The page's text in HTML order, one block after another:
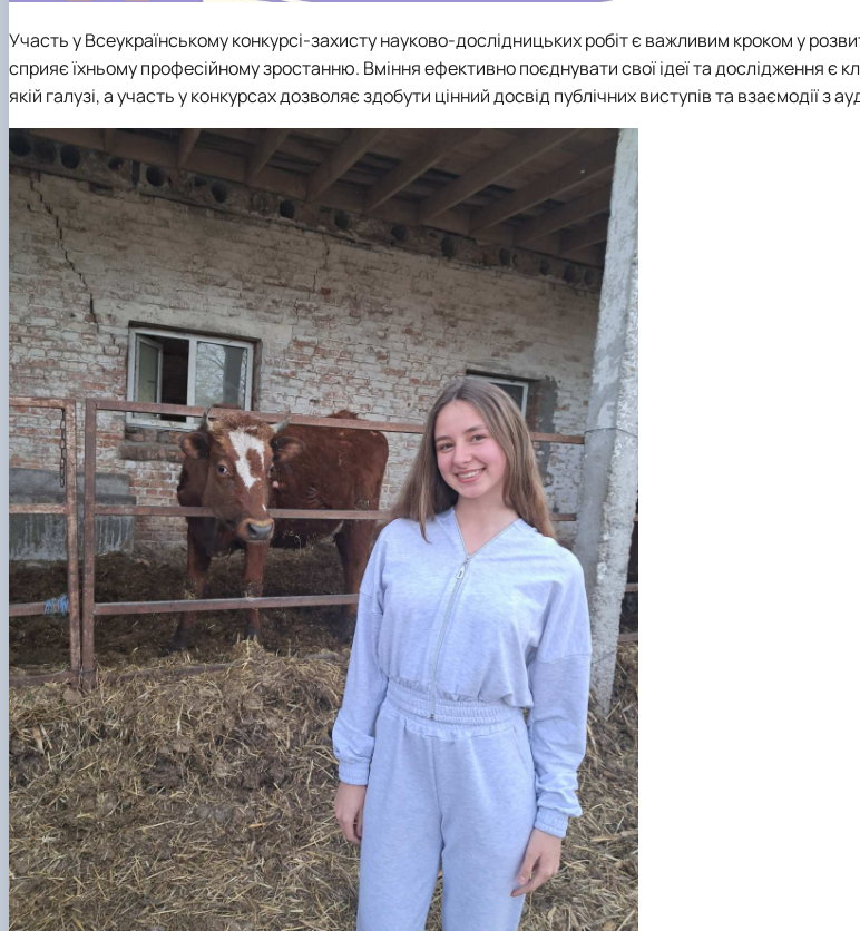
Участь у Всеукраїнському конкурсі-захисту науково-дослідницьких робіт є важливим кроком у
сприяє їхньому професійному зростанню. Вміння ефективно поєднувати свої ідеї та дослідження є
якій галузі, а участь у конкурсах дозволяє здобути цінний досвід публічних виступів та взаємодії з